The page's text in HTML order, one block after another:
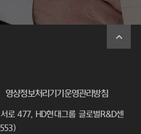
영상정보처리기기운영관리방침
로 477, HD현대그룹 글로벌R&D센